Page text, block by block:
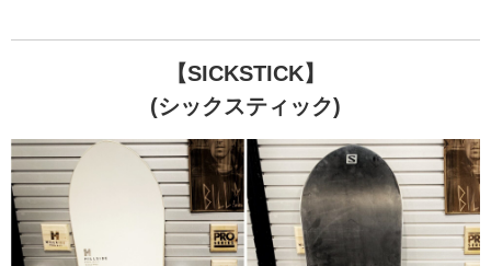
【SICKSTICK】
(シックスティック)